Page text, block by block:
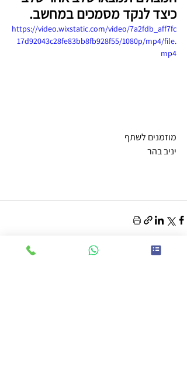
כיצד לנקד מסמכים במחשב.
https://video.wixstatic.com/video/7a2fdb_aff7fc
17d92043c28fe83bb8fb928f55/1080p/mp4/file.
mp4
מוזמנים לשתף
יניב בהר